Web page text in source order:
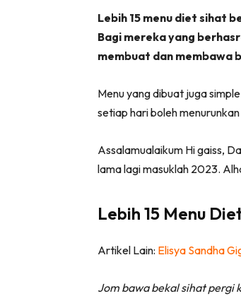
Lebih 15 menu diet sihat
Bagi mereka yang
membuat dan membawa
Menu yang dibuat juga
setiap hari boleh
Assalamualaikum Hi gaiss,
lama lagi masuklah 2023.
Lebih 15 Menu
Artikel Lain: Elisya Sandha
Jom bawa bekal sihat pergi